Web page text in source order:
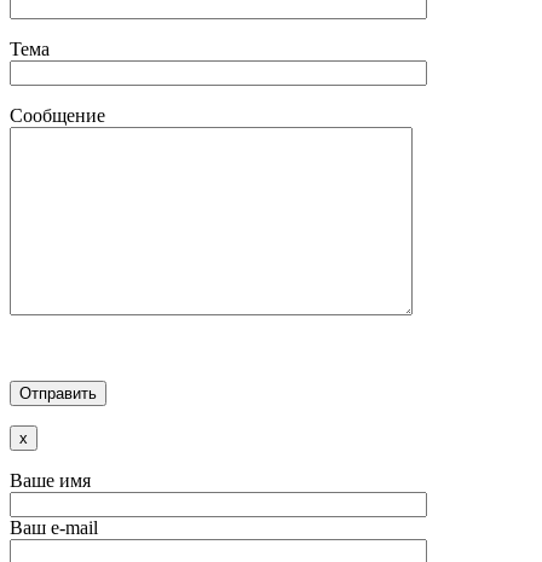
Тема
Сообщение
x
Ваше имя
Ваш e-mail